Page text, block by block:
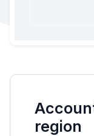
region